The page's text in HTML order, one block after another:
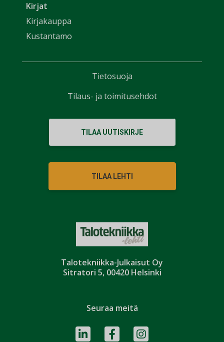
Talotekniikka-Julkaisut Oy
Sitratori 5, 00420 Helsinki
Kirjat
Kirjakauppa
Kustantamo
TILAA UUTISKIRJE
TILAA LEHTI
Seuraa meitä
Tietosuoja
Tilaus- ja toimitusehdot